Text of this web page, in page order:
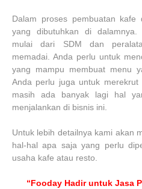
Dalam proses pembuatan
yang dibutuhkan di dalamnya.
mulai dari SDM dan
memadai. Anda perlu untuk
yang mampu membuat menu
Anda perlu juga untuk
masih ada banyak lagi hal
menjalankan di bisnis ini.
Untuk lebih detailnya kami akan
hal-hal apa saja yang perlu
usaha kafe atau resto.
“Fooday Hadir untuk Jasa